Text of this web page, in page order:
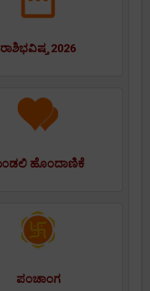
ರಾಶಿಭವಿಷ್ಯ 2026
ಹೊಂದಾಣಿಕೆ
ಪಂಚಾಂಗ